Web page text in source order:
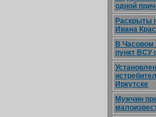
одной
Раскрыты
Ивана
В Часовом
пункт ВСУ
Иркутске
Мужчин